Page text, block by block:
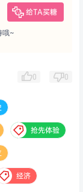
给TA买糖
哦~
0 0
抢先体验
经济